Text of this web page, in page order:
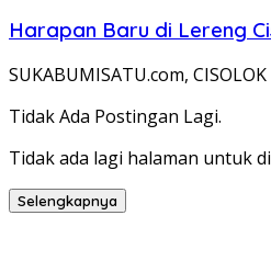
Harapan Baru di Lereng
SUKABUMISATU.com,
Tidak Ada Postingan Lagi.
Tidak ada lagi halaman untuk
Selengkapnya